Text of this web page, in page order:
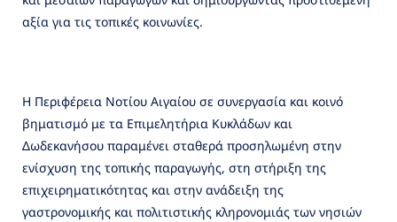
αξία για τις τοπικές κοινωνίες.
Η Περιφέρεια Νοτίου Αιγαίου σε συνεργασία και κοινό
βηματισμό με τα Επιμελητήρια Κυκλάδων και
Δωδεκανήσου παραμένει σταθερά προσηλωμένη στην
ενίσχυση της τοπικής παραγωγής, στη στήριξη της
επιχειρηματικότητας και στην ανάδειξη της
γαστρονομικής και πολιτιστικής κληρονομιάς των νησιών